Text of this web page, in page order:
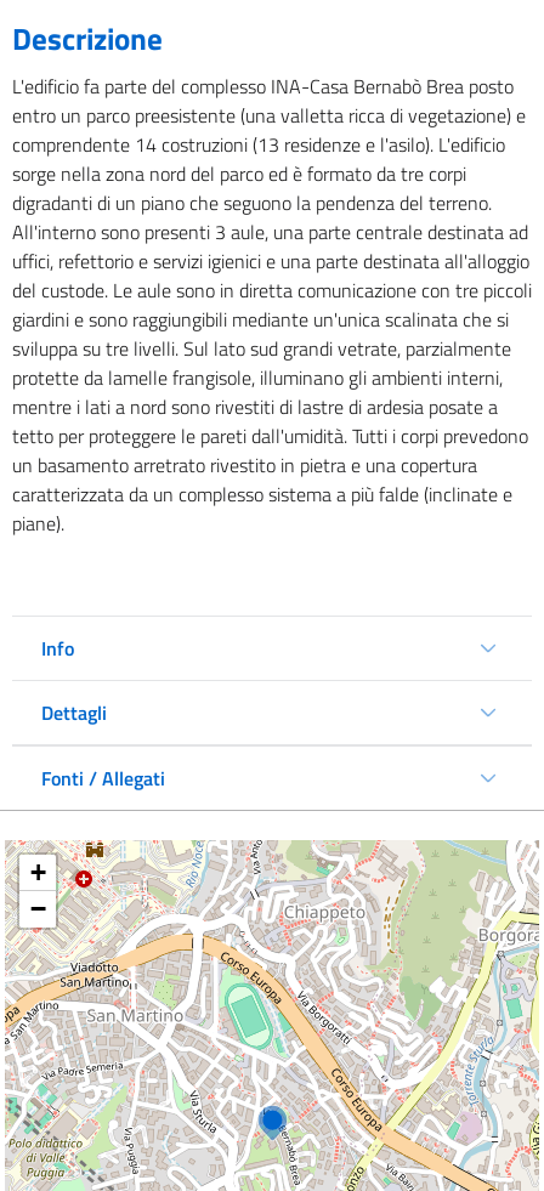
Descrizione
L'edificio fa parte del complesso INA-Casa Bernabò Brea posto
entro un parco preesistente (una valletta ricca di vegetazione) e
comprendente 14 costruzioni (13 residenze e l'asilo). L'edificio
sorge nella zona nord del parco ed è formato da tre corpi
digradanti di un piano che seguono la pendenza del terreno.
All'interno sono presenti 3 aule, una parte centrale destinata ad
uffici, refettorio e servizi igienici e una parte destinata all'alloggio
del custode. Le aule sono in diretta comunicazione con tre piccoli
giardini e sono raggiungibili mediante un'unica scalinata che si
sviluppa su tre livelli. Sul lato sud grandi vetrate, parzialmente
protette da lamelle frangisole, illuminano gli ambienti interni,
mentre i lati a nord sono rivestiti di lastre di ardesia posate a
tetto per proteggere le pareti dall'umidità. Tutti i corpi prevedono
un basamento arretrato rivestito in pietra e una copertura
caratterizzata da un complesso sistema a più falde (inclinate e
piane).
Info
Dettagli
Fonti / Allegati
+
−